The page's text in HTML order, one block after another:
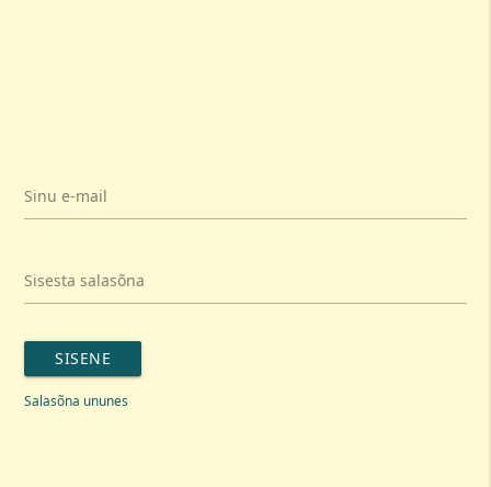
Sinu e-mail
Sisesta salasõna
SISENE
Salasõna ununes